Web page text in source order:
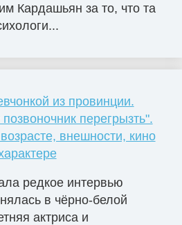
Кардашьян за то, что та
из провинции.
перегрызть".
внешности, кино
редкое интервью
в чёрно-белой
актриса и